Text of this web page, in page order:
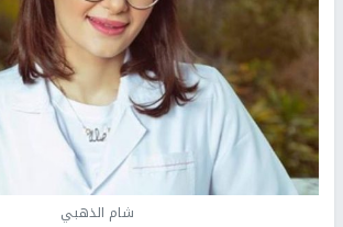
شام الذهبي